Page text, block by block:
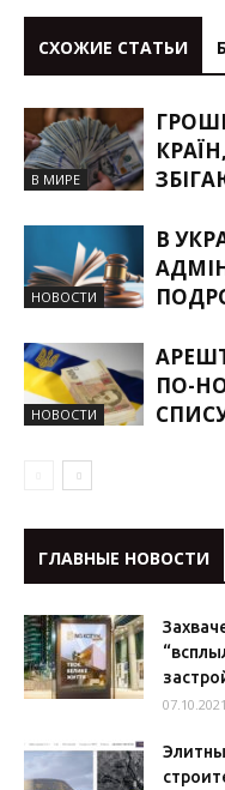
СХОЖИЕ СТАТЬИ
В МИРЕ
НОВОСТИ
В
НОВОСТИ
ПО-
ГЛАВНЫЕ НОВОСТИ
07.10.2021